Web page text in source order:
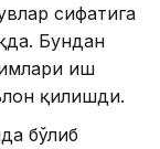
сифатига
Бундан
иш
қилишди.
бўлиб